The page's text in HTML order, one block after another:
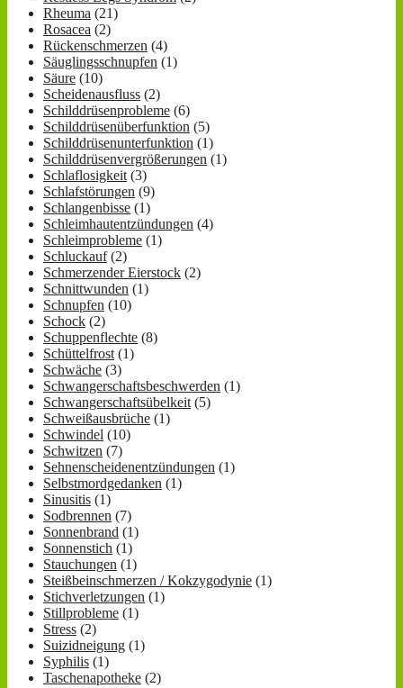
Rheuma (21)
Rosacea (2)
Rückenschmerzen (4)
Säuglingsschnupfen (1)
Säure (10)
Scheidenausfluss (2)
Schilddrüsenprobleme (6)
Schilddrüsenüberfunktion (5)
Schilddrüsenunterfunktion (1)
Schilddrüsenvergrößerungen (1)
Schlaflosigkeit (3)
Schlafstörungen (9)
Schlangenbisse (1)
Schleimhautentzündungen (4)
Schleimprobleme (1)
Schluckauf(2)
Schmerzender Eierstock (2)
Schnittwunden (1)
Schnupfen (10)
Schock (2)
Schuppenflechte (8)
Schüttelfrost (1)
Schwäche (3)
Schwangerschaftsbeschwerden (1)
Schwangerschaftsübelkeit (5)
Schweißausbrüche (1)
Schwindel (10)
Schwitzen (7)
Sehnenscheidenentzündungen (1)
Selbstmordgedanken (1)
Sinusitis (1)
Sodbrennen (7)
Sonnenbrand (1)
Sonnenstich (1)
Stauchungen (1)
Steißbeinschmerzen / Kokzygodynie (1)
Stichverletzungen (1)
Stillprobleme (1)
Stress (2)
Suizidneigung (1)
Syphilis (1)
Taschenapotheke (2)